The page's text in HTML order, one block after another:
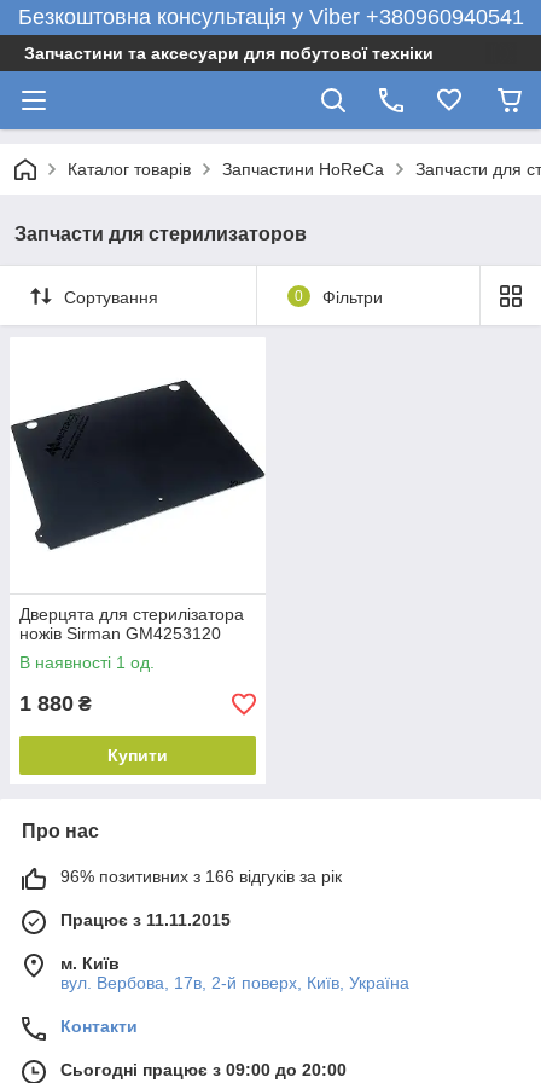
Безкоштовна консультація у Viber +380960940541
Запчастини та аксесуари для побутової техніки
Каталог товарів Запчастини HoReCa Запчасти для
Запчасти для стерилизаторов
Сортування 0 Фільтри
Дверцята для стерилізатора
ножів Sirman GM4253120
В наявності 1 од.
1 880 ₴
Купити
Про нас
96% позитивних з 166 відгуків за рік
Працює з 11.11.2015
м. Київ
вул. Вербова, 17в, 2-й поверх, Київ, Україна
Контакти
Сьогодні працює з 09:00 до 20:00